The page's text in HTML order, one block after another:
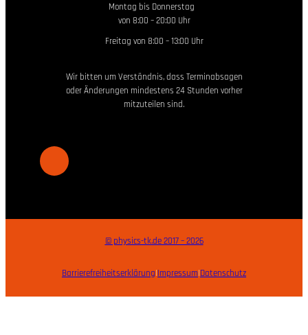
Montag bis Donnerstag
von 8:00 – 20:00 Uhr
Freitag von 8:00 – 13:00 Uhr
Wir bitten um Verständnis, dass Terminabsagen
oder Änderungen mindestens 24 Stunden vorher
mitzuteilen sind.
© physics-tk.de 2017 – 2026
Barrierefreiheitserklärung|Impressum|Datenschutz